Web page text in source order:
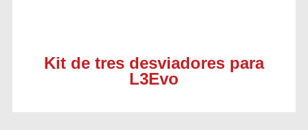
Kit de tres desviadores para
L3Evo